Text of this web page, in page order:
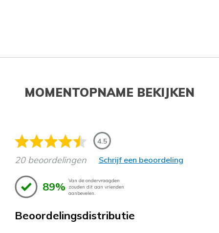
MOMENTOPNAME BEKIJKEN
4.5
20 beoordelingen Schrijf een beoordeling
89% Van de ondervraagden
zouden dit aan vrienden
aanbevelen.
Beoordelingsdistributie